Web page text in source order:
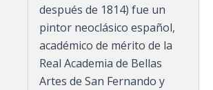
después de 1814) fue un
pintor neoclásico español,
académico de mérito de la
Real Academia de Bellas
Artes de San Fernando y